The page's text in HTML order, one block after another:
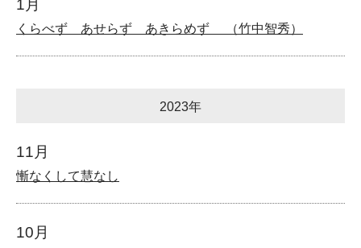
1月
くらべず あせらず あきらめず （竹中智秀）
2023年
11月
慚なくして慧なし
10月